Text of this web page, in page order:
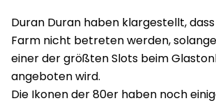
Duran Duran haben klargestellt,
Farm nicht betreten werden,
einer der größten Slots beim
angeboten wird.
Die Ikonen der 80er haben noch